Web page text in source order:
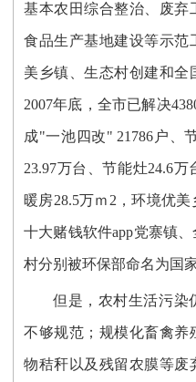
基本农田综合整治、废弃
食品生产基地建设等示范
美乡镇、生态村创建和全
2007年底，全市已解决
成"一池四改" 21786户、
23.97万台、节能灶24.6
暖房28.5万ｍ2，环境优
十大赌钱软件app党寨镇
村分别被环保部命名为国
但是，农村生活污染
不够规范；规模化畜禽养
物秸秆以及残留农膜等废